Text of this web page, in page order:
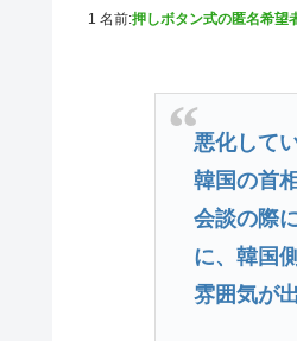
1 名前:押しボタン式の匿名希望
悪化して
韓国の首
会談の際
に、韓国
雰囲気が